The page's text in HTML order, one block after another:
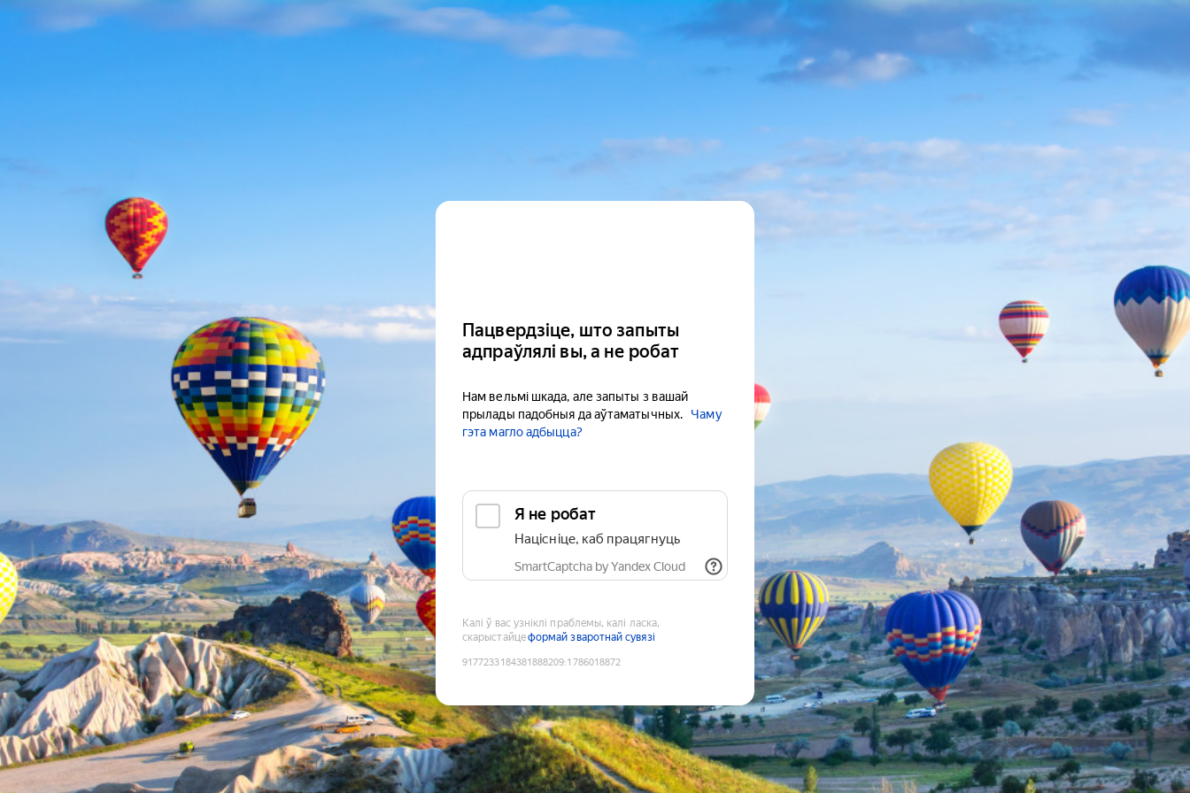
Пацвердзіце, што запыты
адпраўлялі вы, а не робат
Нам вельмі шкада, але запыты з вашай
прылады падобныя да аўтаматычных.
Чаму
гэта магло адбыцца?
Я не робат
Націсніце, каб працягнуць
SmartCaptcha by Yandex Cloud
Калі ў вас узніклі праблемы, калі ласка,
скарыстайцеформай зваротнай сувязі
9177233184381888209:1786018872